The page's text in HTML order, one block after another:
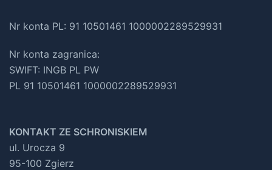
Nr konta PL: 91 10501461 1000002289529931
Nr konta zagranica:
SWIFT: INGB PL PW
PL 91 10501461 1000002289529931
KONTAKT ZE SCHRONISKIEM
ul. Urocza 9
95-100 Zgierz